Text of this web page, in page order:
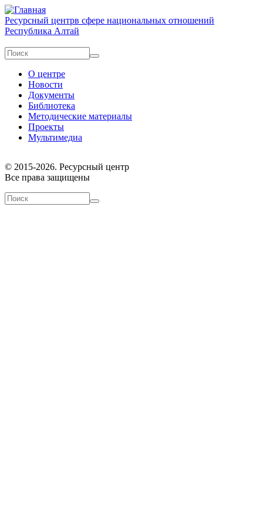
Перейти к основному содержанию
Ресурсный центрв сфере национальных отношений
Республика Алтай
О центре
Новости
Документы
Библиотека
Методические материалы
Проекты
Мультимедиа
© 2015-2026. Ресурсный центр
Все права защищены